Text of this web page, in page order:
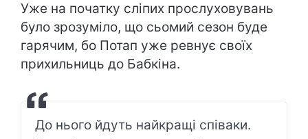
Уже на початку сліпих прослуховувань
було зрозуміло, що сьомий сезон буде
гарячим, бо Потап уже ревнує своїх
прихильниць до Бабкіна.
До нього йдуть найкращі співаки.